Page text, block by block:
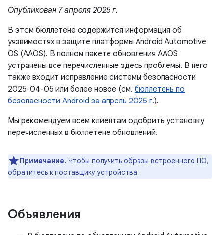
Опубликован 7 апреля 2025 г.
В этом бюллетене содержится информация об
уязвимостях в защите платформы Android Automotive
OS (AAOS). В полном пакете обновления AAOS
устранены все перечисленные здесь проблемы. В него
также входит исправление системы безопасности
2025-04-05 или более новое (см. бюллетень по
безопасности Android за апрель 2025 г.).
Мы рекомендуем всем клиентам одобрить установку
перечисленных в бюллетене обновлений.
Примечание. Чтобы получить образы встроенного ПО,
обратитесь к поставщику устройства.
Объявления